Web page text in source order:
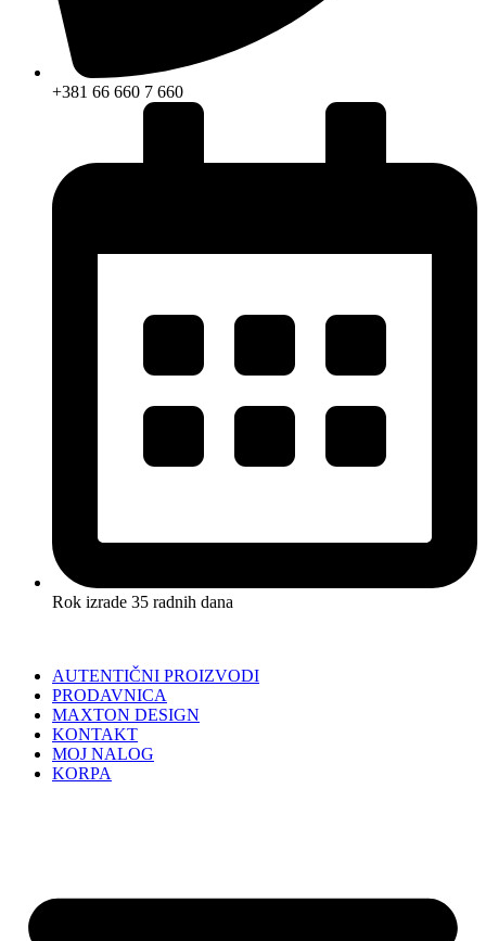
+381 66 660 7 660
Rok izrade 35 radnih dana
AUTENTIČNI PROIZVODI
PRODAVNICA
MAXTON DESIGN
KONTAKT
MOJ NALOG
KORPA